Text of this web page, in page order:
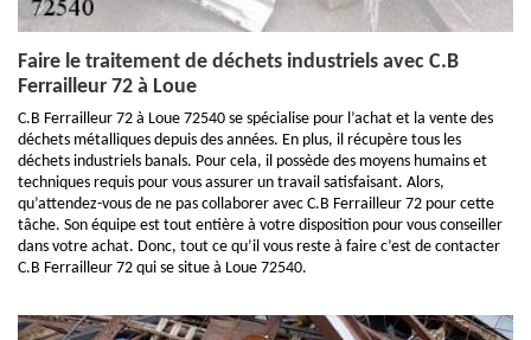
Faire le traitement de déchets industriels avec C.B
Ferrailleur 72 à Loue
C.B Ferrailleur 72 à Loue 72540 se spécialise pour l’achat et la vente des
déchets métalliques depuis des années. En plus, il récupère tous les
déchets industriels banals. Pour cela, il possède des moyens humains et
techniques requis pour vous assurer un travail satisfaisant. Alors,
qu’attendez-vous de ne pas collaborer avec C.B Ferrailleur 72 pour cette
tâche. Son équipe est tout entière à votre disposition pour vous conseiller
dans votre achat. Donc, tout ce qu’il vous reste à faire c’est de contacter
C.B Ferrailleur 72 qui se situe à Loue 72540.